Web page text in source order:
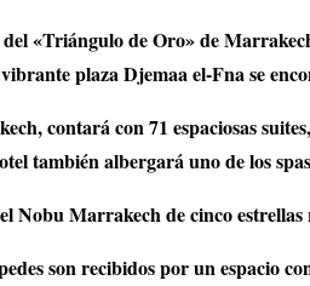
«Triángulo de Oro» de
vibrante plaza Djemaa el-Fna se
contará con 71 espaciosas
también albergará uno de los
Nobu Marrakech de cinco
son recibidos por un espacio